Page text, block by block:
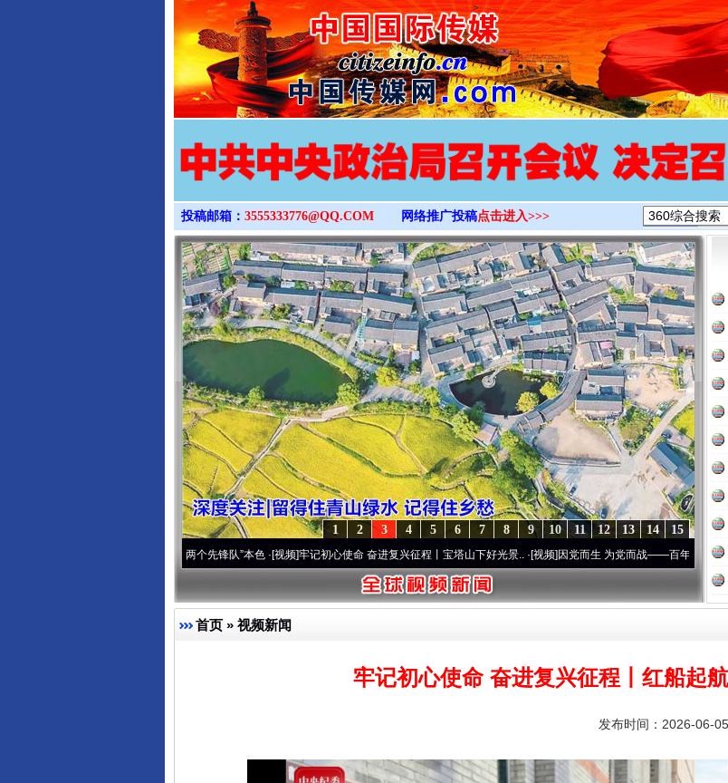
>
投稿邮箱： 3555333776@QQ.COM 网络推广投稿点击进入>>>
15
14
13
12
11
10
9
8
7
6
5
4
3
2
1
永葆“两个先锋队”本色·[视频]牢记初心使命 奋进复兴征程丨宝塔山下好光景..·[视频]因党而生 为党而战——百年“纪”事⑧加强纪律..
首页 » 视频新闻
牢记初心使命 奋进复兴征程丨红船起
发布时间：2026-06-